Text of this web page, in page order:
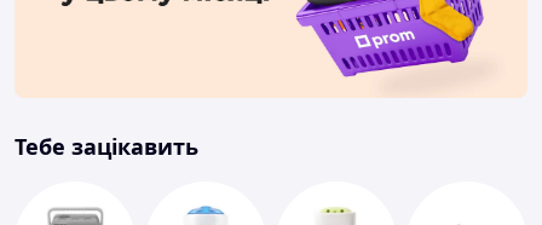
Тебе зацікавить